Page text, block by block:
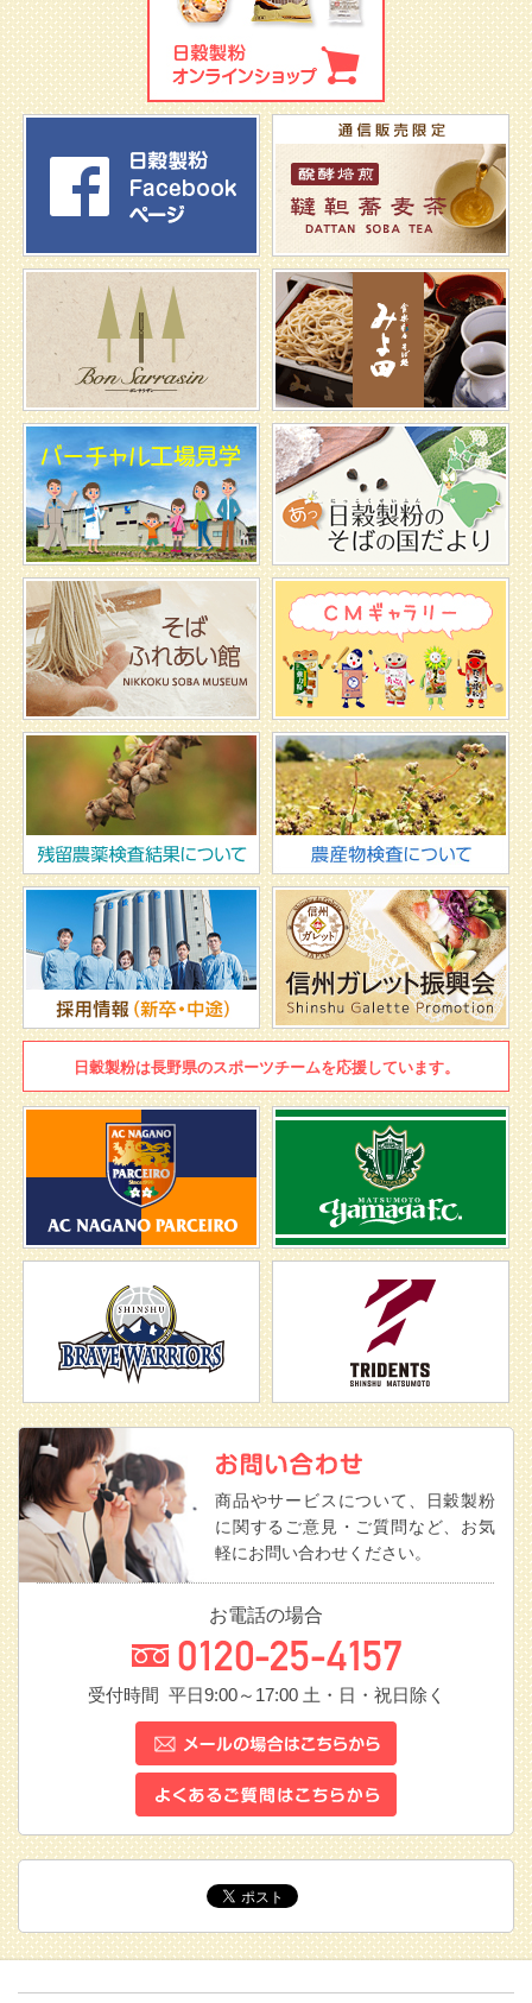
日穀製粉は長野県のスポーツチームを応援しています。
商品やサービスについて、日穀製粉
に関するご意見・ご質問など、お気
軽にお問い合わせください。
お電話の場合
受付時間 平日9:00～17:00土・日・祝日除く